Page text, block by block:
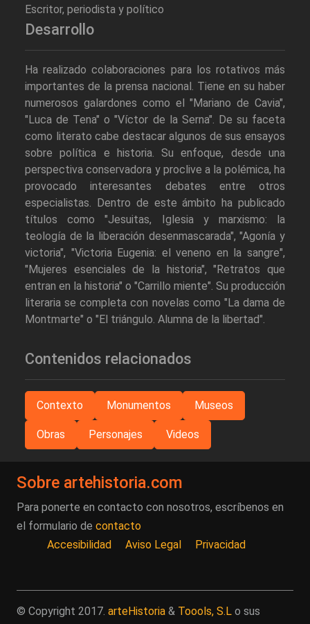
Escritor, periodista y político
Desarrollo
Ha realizado colaboraciones para los rotativos más
importantes de la prensa nacional. Tiene en su haber
numerosos galardones como el "Mariano de Cavia",
"Luca de Tena" o "Víctor de la Serna". De su faceta
como literato cabe destacar algunos de sus ensayos
sobre política e historia. Su enfoque, desde una
perspectiva conservadora y proclive a la polémica, ha
provocado interesantes debates entre otros
especialistas. Dentro de este ámbito ha publicado
títulos como "Jesuitas, Iglesia y marxismo: la
teología de la liberación desenmascarada", "Agonía y
victoria", "Victoria Eugenia: el veneno en la sangre",
"Mujeres esenciales de la historia", "Retratos que
entran en la historia" o "Carrillo miente". Su producción
literaria se completa con novelas como "La dama de
Montmarte" o "El triángulo. Alumna de la libertad".
Contenidos relacionados
Contexto Monumentos Museos
Obras Personajes Videos
Sobre artehistoria.com
Para ponerte en contacto con nosotros, escríbenos en
el formulario de contacto
Accesibilidad
Aviso Legal Privacidad
© Copyright 2017. arteHistoria & Toools, S.L o sus